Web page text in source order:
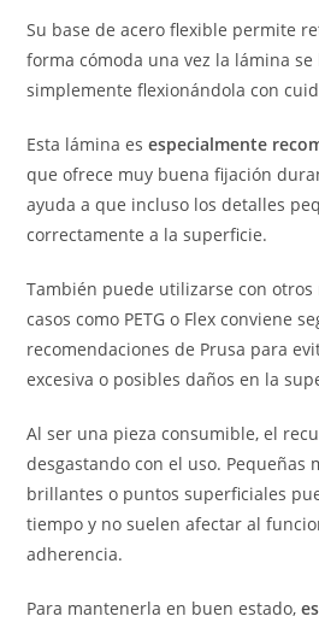
Su base de acero flexible permite
forma cómoda una vez la lámina
simplemente flexionándola con
Esta lámina esespecialmente
que ofrece muy buena fijación
ayuda a que incluso los detalles
correctamente a la superficie.
También puede utilizarse con
casos como PETG o Flex conviene
recomendaciones de Prusa para
excesiva o posibles daños en la
Al ser una pieza consumible, el
desgastando con el uso. Pequeñas
brillantes o puntos superficiales
tiempo y no suelen afectar al
adherencia.
Para mantenerla en buen estado,